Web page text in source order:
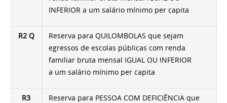
INFERIOR a um salário mínimo per capita
R2 Q
Reserva para QUILOMBOLAS que sejam
egressos de escolas públicas com renda
familiar bruta mensal IGUAL OU INFERIOR
a um salário mínimo per capita
R3
Reserva para PESSOA COM DEFICIÊNCIA que